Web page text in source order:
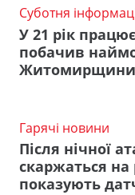
Суботня
У 21 рік
побачив
Житомирщини
Гарячі новини
Після нічної
скаржаться
показують